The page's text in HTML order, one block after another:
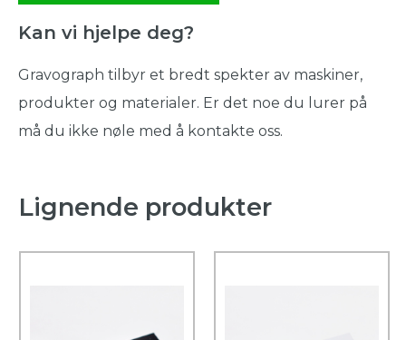
Kan vi hjelpe deg?
Gravograph tilbyr et bredt spekter av maskiner,
produkter og materialer. Er det noe du lurer på
må du ikke nøle med å kontakte oss.
Lignende produkter